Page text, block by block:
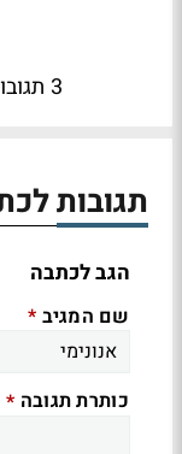
3 תגובות
תגובות
הגב לכתבה
שם המגיב *
כותרת תגובה *